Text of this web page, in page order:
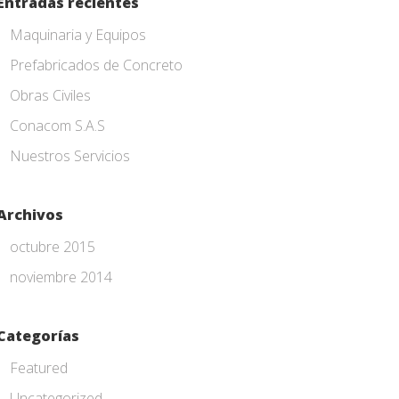
Maquinaria y Equipos
Prefabricados de Concreto
Obras Civiles
Conacom S.A.S
Nuestros Servicios
octubre 2015
noviembre 2014
Featured